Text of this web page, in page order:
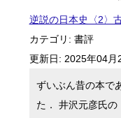
逆説の日本史〈2〉
カテゴリ: 書評
更新日: 2025年04月
ずいぶん昔の本で
た． 井沢元彦氏